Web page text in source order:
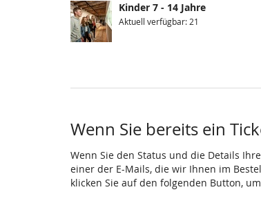
Kinder 7 - 14 Jahre
Aktuell verfügbar: 21
Wenn Sie bereits ein
Wenn Sie den Status und die Details
einer der E-Mails, die wir Ihnen im
klicken Sie auf den folgenden Button,